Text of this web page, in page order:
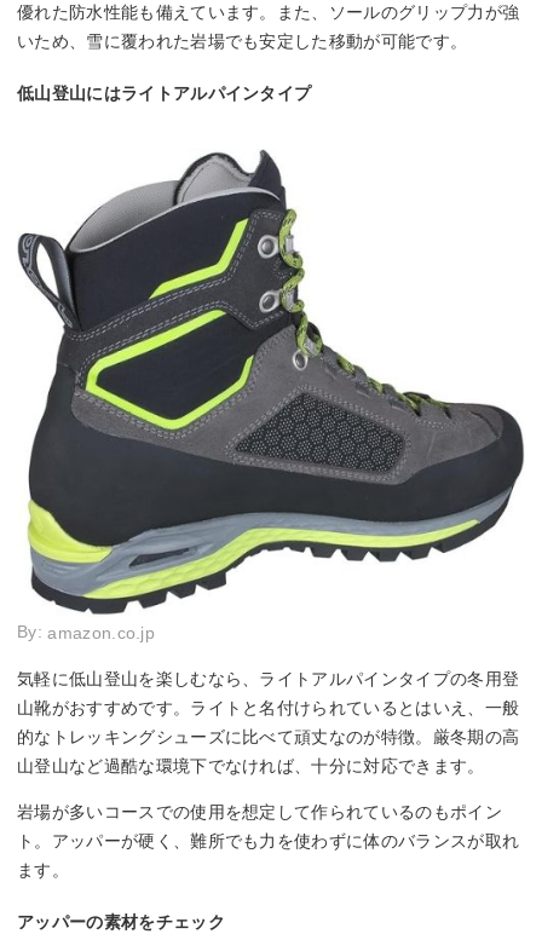
優れた防水性能も備えています。また、ソールのグリップ力が強
いため、雪に覆われた岩場でも安定した移動が可能です。
低山登山にはライトアルパインタイプ
By:amazon.co.jp
気軽に低山登山を楽しむなら、ライトアルパインタイプの冬用登
山靴がおすすめです。ライトと名付けられているとはいえ、一般
的なトレッキングシューズに比べて頑丈なのが特徴。厳冬期の高
山登山など過酷な環境下でなければ、十分に対応できます。
岩場が多いコースでの使用を想定して作られているのもポイン
ト。アッパーが硬く、難所でも力を使わずに体のバランスが取れ
ます。
アッパーの素材をチェック